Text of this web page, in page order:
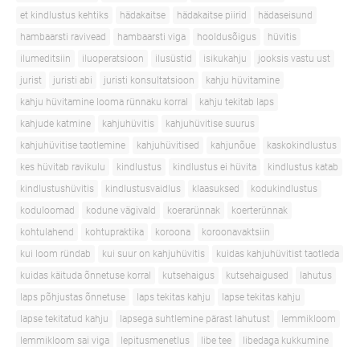
et kindlustus kehtiks
hädakaitse hädakaitse piirid
hädaseisund
hambaarsti ravivead
hambaarsti viga hooldusõigus
hüvitis
ilumeditsiin
iluoperatsioon ilusüstid isikukahju
jooksis vastu ust
jurist
juristi abi juristi konsultatsioon
kahju hüvitamine
kahju hüvitamine looma rünnaku korral
kahju tekitab laps
kahjude katmine
kahjuhüvitis
kahjuhüvitise suurus
kahjuhüvitise taotlemine
kahjuhüvitised kahjunõue
kaskokindlustus
kes hüvitab ravikulu
kindlustus kindlustus ei hüvita
kindlustus katab
kindlustushüvitis
kindlustusvaidlus klaasuksed
kodukindlustus
koduloomad
kodune vägivald koerarünnak
koerterünnak
kohtulahend
kohtupraktika koroona
koroonavaktsiin
kui loom ründab
kui suur on kahjuhüvitis
kuidas kahjuhüvitist taotleda
kuidas käituda õnnetuse korral
kutsehaigus kutsehaigused
lahutus
laps põhjustas õnnetuse
laps tekitas kahju
lapse tekitas kahju
lapse tekitatud kahju
lapsega suhtlemine pärast lahutust
lemmikloom
lemmikloom sai viga
lepitusmenetlus libe tee
libedaga kukkumine